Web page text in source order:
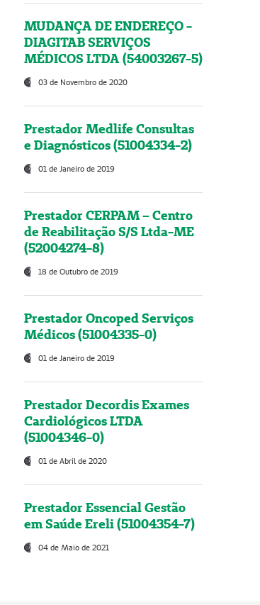
MUDANÇA DE ENDEREÇO -
DIAGITAB SERVIÇOS
MÉDICOS LTDA (54003267-5)
03 de Novembro de 2020
Prestador Medlife Consultas
e Diagnósticos (51004334-2)
01 de Janeiro de 2019
Prestador CERPAM – Centro
de Reabilitação S/S Ltda-ME
(52004274-8)
18 de Outubro de 2019
Prestador Oncoped Serviços
Médicos (51004335-0)
01 de Janeiro de 2019
Prestador Decordis Exames
Cardiológicos LTDA
(51004346-0)
01 de Abril de 2020
Prestador Essencial Gestão
em Saúde Ereli (51004354-7)
04 de Maio de 2021